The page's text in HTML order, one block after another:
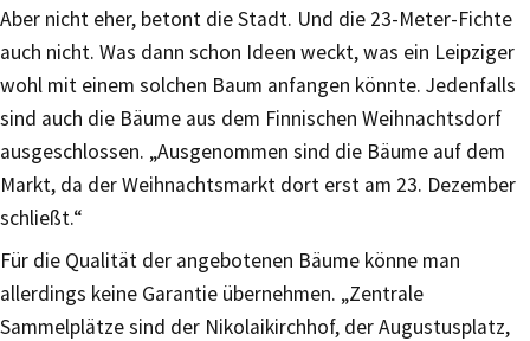
Aber nicht eher, betont die Stadt. Und die 23-Meter-Fichte
auch nicht. Was dann schon Ideen weckt, was ein Leipziger
wohl mit einem solchen Baum anfangen könnte. Jedenfalls
sind auch die Bäume aus dem Finnischen Weihnachtsdorf
ausgeschlossen. „Ausgenommen sind die Bäume auf dem
Markt, da der Weihnachtsmarkt dort erst am 23. Dezember
schließt.“
Für die Qualität der angebotenen Bäume könne man
allerdings keine Garantie übernehmen. „Zentrale
Sammelplätze sind der Nikolaikirchhof, der Augustusplatz,